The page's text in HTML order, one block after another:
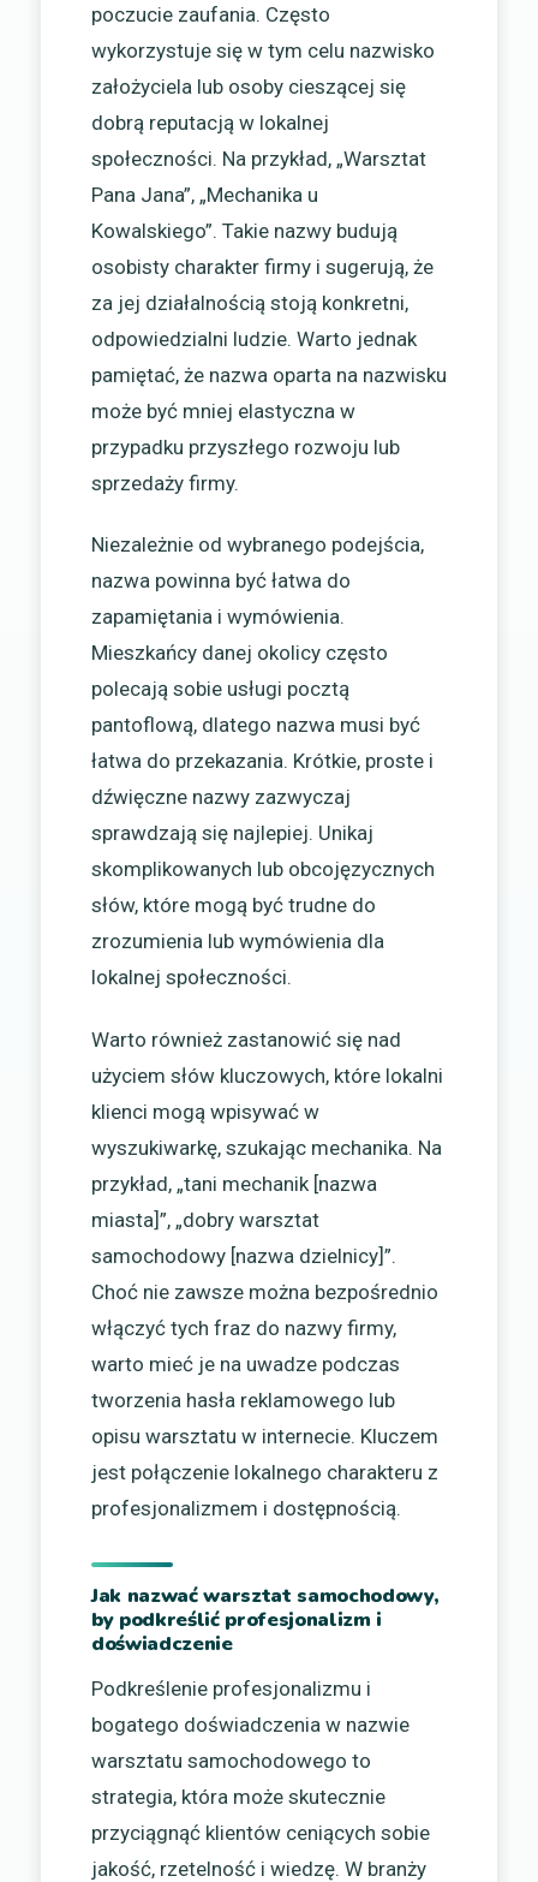
poczucie zaufania. Często
wykorzystuje się w tym celu nazwisko
założyciela lub osoby cieszącej się
dobrą reputacją w lokalnej
społeczności. Na przykład, „Warsztat
Pana Jana”, „Mechanika u
Kowalskiego”. Takie nazwy budują
osobisty charakter firmy i sugerują, że
za jej działalnością stoją konkretni,
odpowiedzialni ludzie. Warto jednak
pamiętać, że nazwa oparta na nazwisku
może być mniej elastyczna w
przypadku przyszłego rozwoju lub
sprzedaży firmy.
Niezależnie od wybranego podejścia,
nazwa powinna być łatwa do
zapamiętania i wymówienia.
Mieszkańcy danej okolicy często
polecają sobie usługi pocztą
pantoflową, dlatego nazwa musi być
łatwa do przekazania. Krótkie, proste i
dźwięczne nazwy zazwyczaj
sprawdzają się najlepiej. Unikaj
skomplikowanych lub obcojęzycznych
słów, które mogą być trudne do
zrozumienia lub wymówienia dla
lokalnej społeczności.
Warto również zastanowić się nad
użyciem słów kluczowych, które lokalni
klienci mogą wpisywać w
wyszukiwarkę, szukając mechanika. Na
przykład, „tani mechanik [nazwa
miasta]”, „dobry warsztat
samochodowy [nazwa dzielnicy]”.
Choć nie zawsze można bezpośrednio
włączyć tych fraz do nazwy firmy,
warto mieć je na uwadze podczas
tworzenia hasła reklamowego lub
opisu warsztatu w internecie. Kluczem
jest połączenie lokalnego charakteru z
profesjonalizmem i dostępnością.
Jak nazwać warsztat samochodowy,
by podkreślić profesjonalizm i
doświadczenie
Podkreślenie profesjonalizmu i
bogatego doświadczenia w nazwie
warsztatu samochodowego to
strategia, która może skutecznie
przyciągnąć klientów ceniących sobie
jakość, rzetelność i wiedzę. W branży